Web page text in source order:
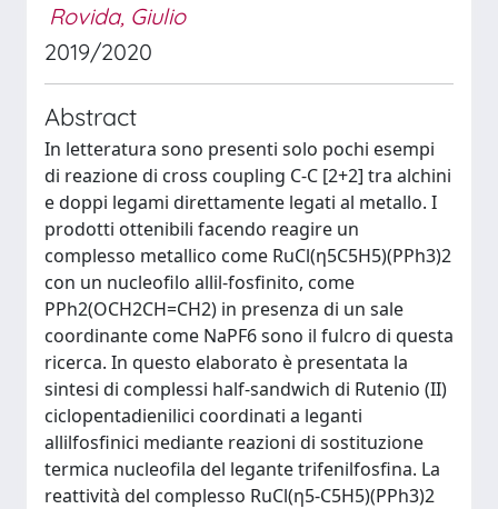
Rovida, Giulio
2019/2020
Abstract
In letteratura sono presenti solo pochi esempi
di reazione di cross coupling C-C [2+2] tra alchini
e doppi legami direttamente legati al metallo. I
prodotti ottenibili facendo reagire un
complesso metallico come RuCl(η5C5H5)(PPh3)2
con un nucleofilo allil-fosfinito, come
PPh2(OCH2CH=CH2) in presenza di un sale
coordinante come NaPF6 sono il fulcro di questa
ricerca. In questo elaborato è presentata la
sintesi di complessi half-sandwich di Rutenio (II)
ciclopentadienilici coordinati a leganti
allilfosfinici mediante reazioni di sostituzione
termica nucleofila del legante trifenilfosfina. La
reattività del complesso RuCl(η5-C5H5)(PPh3)2